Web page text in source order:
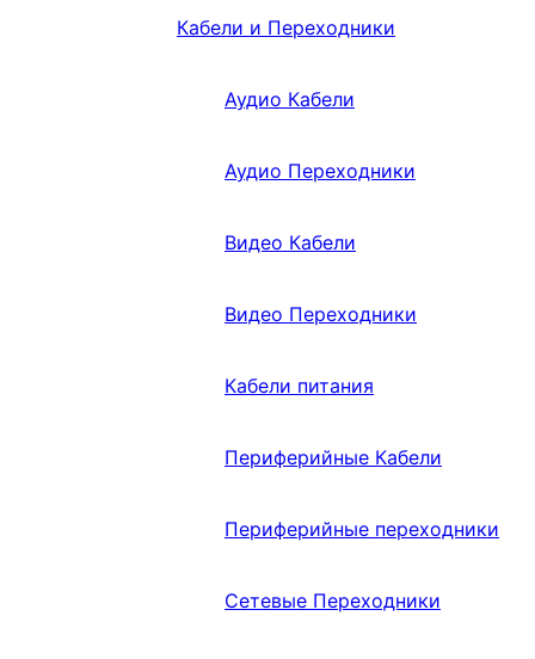
Кабели и Переходники
Аудио Кабели
Аудио Переходники
Видео Кабели
Видео Переходники
Кабели питания
Периферийные Кабели
Периферийные переходники
Сетевые Переходники